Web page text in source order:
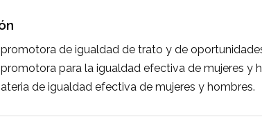
de igualdad de trato y de
para la igualdad efectiva de mujeres y
de igualdad efectiva de mujeres y hombres.